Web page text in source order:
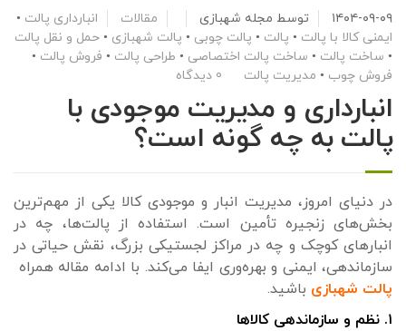
۱۴۰۴-۰۹-۰۹ توسط مجله شهبازی مقالات انبارداری پالت •
ایمنی کالا با پالت • پالت • پالت چوبی • پالت شهبازی • حمل و نقل پالت
• ساخت پالت • ساخت پالت اختصاصی • طراحی پالت • فروش پالت •
فروش چوب • مدیریت پالت 0 دیدگاه
انبارداری و مدیریت موجودی با
پالت به چه گونه است؟
در دنیای امروز، مدیریت انبار و موجودی کالا یکی از مهم‌ترین
بخش‌های زنجیره تأمین است. استفاده از پالت‌ها، چه در
انبارهای کوچک و چه در مراکز لجستیکی بزرگ، نقش حیاتی در
سازماندهی، ایمنی و بهره‌وری ایفا می‌کند. با ادامه مقاله همراه
پالت شهبازی باشید.
۱. نظم و سازماندهی کالاها